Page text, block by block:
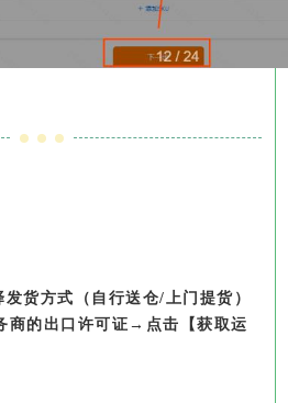
货方式（自行送仓/上门提货）
商的出口许可证→点击【获取运